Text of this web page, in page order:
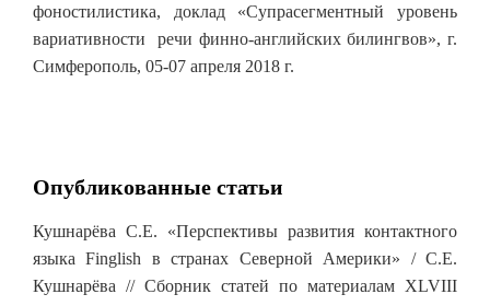
фоностилистика, доклад «Супрасегментный уровень
вариативности речи финно-английских билингвов», г.
Симферополь, 05-07 апреля 2018 г.
Опубликованные статьи
Кушнарёва С.Е. «Перспективы развития контактного
языка Finglish в странах Северной Америки» / С.Е.
Кушнарёва // Сборник статей по материалам XLVIII